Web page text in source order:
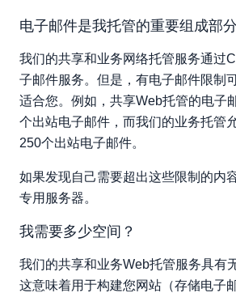
电子邮件是我托管的重要组成部
我们的共享和业务网络托管服务通过
子邮件服务。但是，有电子邮件限制
适合您。例如，共享Web托管的电子
个出站电子邮件，而我们的业务托管
250个出站电子邮件。
如果发现自己需要超出这些限制的内
专用服务器。
我需要多少空间？
我们的共享和业务Web托管服务具有
这意味着用于构建您网站（存储电子